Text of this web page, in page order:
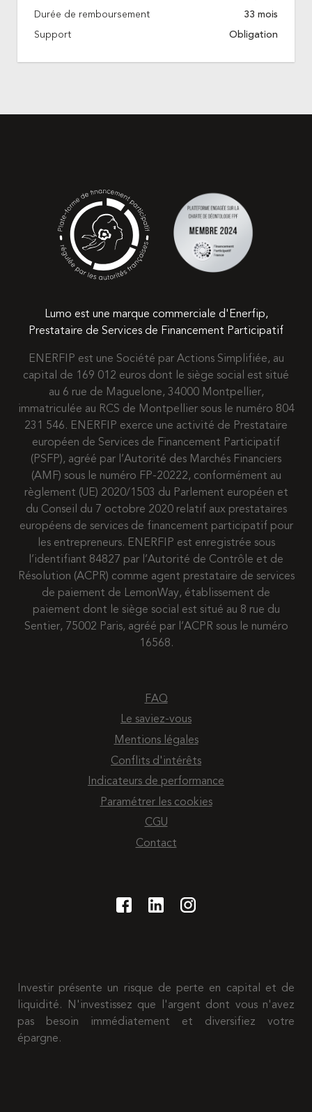
Durée de remboursement 33 mois
Support Obligation
Lumo est une marque commerciale d'Enerfip,
Prestataire de Services de Financement Participatif
ENERFIP est une Société par Actions Simplifiée, au
capital de 169 012 euros dont le siège social est situé
au 6 rue de Maguelone, 34000 Montpellier,
immatriculée au RCS de Montpellier sous le numéro 804
231 546. ENERFIP exerce une activité de Prestataire
européen de Services de Financement Participatif
(PSFP), agréé par l’Autorité des Marchés Financiers
(AMF) sous le numéro FP-20222, conformément au
règlement (UE) 2020/1503 du Parlement européen et
du Conseil du 7 octobre 2020 relatif aux prestataires
européens de services de financement participatif pour
les entrepreneurs. ENERFIP est enregistrée sous
l’identifiant 84827 par l’Autorité de Contrôle et de
Résolution (ACPR) comme agent prestataire de services
de paiement de LemonWay, établissement de
paiement dont le siège social est situé au 8 rue du
Sentier, 75002 Paris, agréé par l’ACPR sous le numéro
16568.
FAQ
Le saviez-vous
Mentions légales
Conflits d'intérêts
Indicateurs de performance
Paramétrer les cookies
CGU
Contact
Investir présente un risque de perte en capital et de
liquidité. N'investissez que l'argent dont vous n'avez
pas besoin immédiatement et diversifiez votre
épargne.